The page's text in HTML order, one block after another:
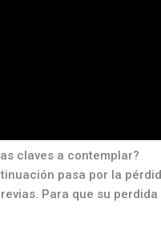
claves a contemplar?
pasa por la
Para que su